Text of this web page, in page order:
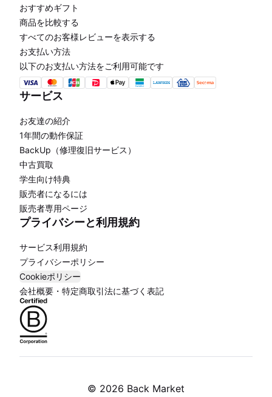
おすすめギフト
商品を比較する
すべてのお客様レビューを表示する
お支払い方法
以下のお支払い方法をご利用可能です
サービス
お友達の紹介
1年間の動作保証
BackUp（修理復旧サービス）
中古買取
学生向け特典
販売者になるには
販売者専用ページ
プライバシーと利用規約
サービス利用規約
プライバシーポリシー
Cookieポリシー
会社概要・特定商取引法に基づく表記
© 2026 Back Market